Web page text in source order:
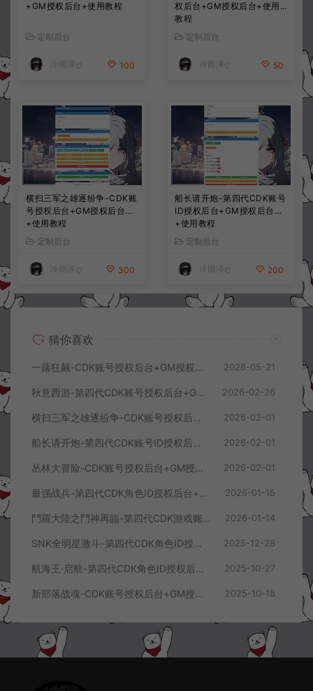
+GM授权后台+使用教程
定制后台
冷雨泽ღ 100
权后台+GM授权后台+使用
教程
定制后台
冷雨泽ღ 50
横扫三军之雄逐纷争-CDK账
号授权后台+GM授权后台
+使用教程
定制后台
冷雨泽ღ 300
船长请开炮-第四代CDK账号
ID授权后台+GM授权后台
+使用教程
定制后台
冷雨泽ღ 200
猜你喜欢
一蕗狂飆-CDK账号授权后台+GM授权后台+使用教程 2026-05-21
秋意西游-第四代CDK账号授权后台+GM授权后台+使用教程 2026-02-26
横扫三军之雄逐纷争-CDK账号授权后台+GM授权后台+使用教程 2026-02-01
船长请开炮-第四代CDK账号ID授权后台+GM授权后台+使用教程 2026-02-01
丛林大冒险-CDK账号授权后台+GM授权后台+使用教程 2026-02-01
最强战兵-第四代CDK角色ID授权后台+GM授权后台+使用教程 2026-01-15
鬥羅大陸之鬥神再臨-第四代CDK游戏账号授权后台+GM授权后台+使用教程 2026-01-14
SNK全明星激斗-第四代CDK角色ID授权后台+GM授权后台+使用教程 2025-12-28
航海王·启航-第四代CDK角色ID授权后台+GM授权后台+使用教程 2025-10-27
新部落战魂-CDK账号授权后台+GM授权后台+使用教程 2025-10-18